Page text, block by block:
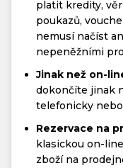
platit kredity,
poukazů,
nemusí načíst
nepeněžními
Jinak než on-
dokončíte jinak
telefonicky
Rezervace na
klasickou on-
zboží na